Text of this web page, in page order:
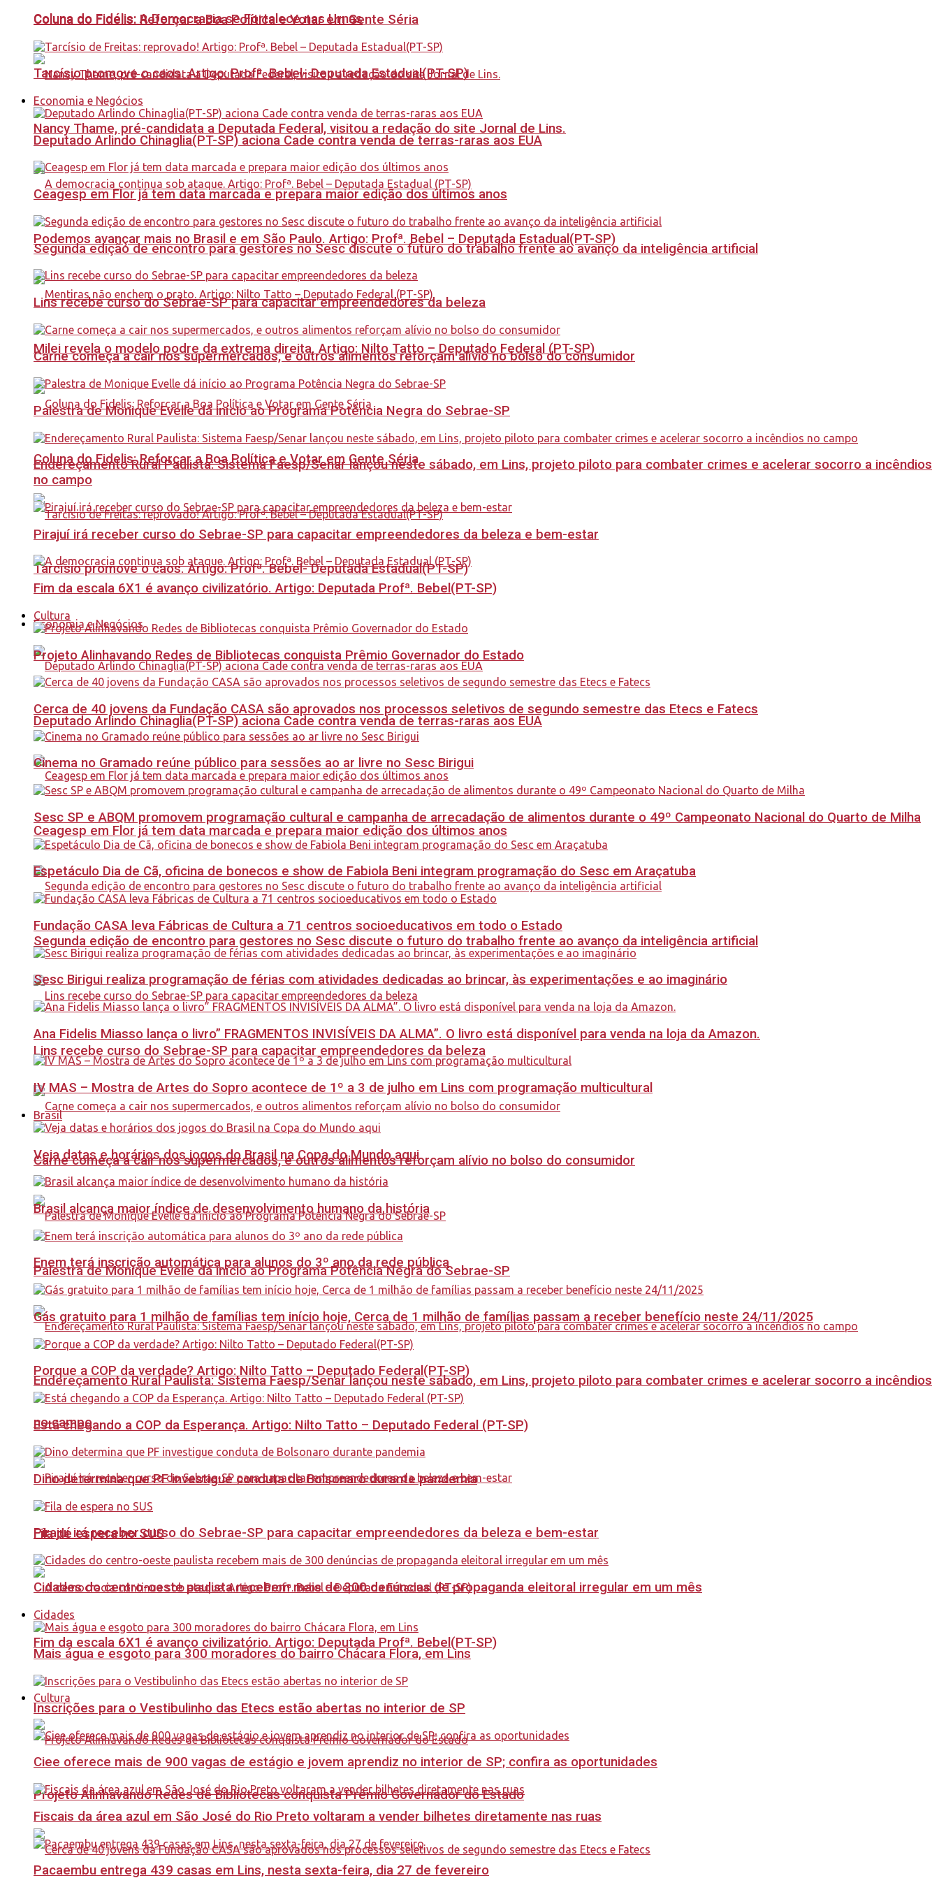
Coluna do Fidélis: A Democracia se Fortalece nas Urnas
Nancy Thame, pré-candidata a Deputada Federal, visitou a redação do site Jornal de Lins.
Podemos avançar mais no Brasil e em São Paulo. Artigo: Profª. Bebel – Deputada Estadual(PT-SP)
Milei revela o modelo podre da extrema direita. Artigo: Nilto Tatto – Deputado Federal (PT-SP)
Coluna do Fidelis: Reforçar a Boa Política e Votar em Gente Séria
Tarcísio promove o caos. Artigo: Profª. Bebel- Deputada Estadual(PT-SP)
Economia e Negócios
Deputado Arlindo Chinaglia(PT-SP) aciona Cade contra venda de terras-raras aos EUA
Ceagesp em Flor já tem data marcada e prepara maior edição dos últimos anos
Segunda edição de encontro para gestores no Sesc discute o futuro do trabalho frente ao avanço da inteligência artificial
Lins recebe curso do Sebrae-SP para capacitar empreendedores da beleza
Carne começa a cair nos supermercados, e outros alimentos reforçam alívio no bolso do consumidor
Palestra de Monique Evelle dá início ao Programa Potência Negra do Sebrae-SP
Endereçamento Rural Paulista: Sistema Faesp/Senar lançou neste sábado, em Lins, projeto piloto para combater crimes e acelerar socorro a incêndios
no campo
Pirajuí irá receber curso do Sebrae-SP para capacitar empreendedores da beleza e bem-estar
Fim da escala 6X1 é avanço civilizatório. Artigo: Deputada Profª. Bebel(PT-SP)
Cultura
Projeto Alinhavando Redes de Bibliotecas conquista Prêmio Governador do Estado
Coluna do Fidelis: Reforçar a Boa Política e Votar em Gente Séria
Tarcísio promove o caos. Artigo: Profª. Bebel- Deputada Estadual(PT-SP)
Economia e Negócios
Deputado Arlindo Chinaglia(PT-SP) aciona Cade contra venda de terras-raras aos EUA
Ceagesp em Flor já tem data marcada e prepara maior edição dos últimos anos
Segunda edição de encontro para gestores no Sesc discute o futuro do trabalho frente ao avanço da inteligência artificial
Lins recebe curso do Sebrae-SP para capacitar empreendedores da beleza
Carne começa a cair nos supermercados, e outros alimentos reforçam alívio no bolso do consumidor
Palestra de Monique Evelle dá início ao Programa Potência Negra do Sebrae-SP
Endereçamento Rural Paulista: Sistema Faesp/Senar lançou neste sábado, em Lins, projeto piloto para combater crimes e acelerar socorro a incêndios
no campo
Pirajuí irá receber curso do Sebrae-SP para capacitar empreendedores da beleza e bem-estar
Fim da escala 6X1 é avanço civilizatório. Artigo: Deputada Profª. Bebel(PT-SP)
Cultura
Projeto Alinhavando Redes de Bibliotecas conquista Prêmio Governador do Estado
Cerca de 40 jovens da Fundação CASA são aprovados nos processos seletivos de segundo semestre das Etecs e Fatecs
Cinema no Gramado reúne público para sessões ao ar livre no Sesc Birigui
Sesc SP e ABQM promovem programação cultural e campanha de arrecadação de alimentos durante o 49º Campeonato Nacional do Quarto de Milha
Espetáculo Dia de Cã, oficina de bonecos e show de Fabiola Beni integram programação do Sesc em Araçatuba
Fundação CASA leva Fábricas de Cultura a 71 centros socioeducativos em todo o Estado
Sesc Birigui realiza programação de férias com atividades dedicadas ao brincar, às experimentações e ao imaginário
Ana Fidelis Miasso lança o livro” FRAGMENTOS INVISÍVEIS DA ALMA”. O livro está disponível para venda na loja da Amazon.
IV MAS – Mostra de Artes do Sopro acontece de 1º a 3 de julho em Lins com programação multicultural
Brasil
Veja datas e horários dos jogos do Brasil na Copa do Mundo aqui
Brasil alcança maior índice de desenvolvimento humano da história
Enem terá inscrição automática para alunos do 3º ano da rede pública
Gás gratuito para 1 milhão de famílias tem início hoje, Cerca de 1 milhão de famílias passam a receber benefício neste 24/11/2025
Porque a COP da verdade? Artigo: Nilto Tatto – Deputado Federal(PT-SP)
Está chegando a COP da Esperança. Artigo: Nilto Tatto – Deputado Federal (PT-SP)
Dino determina que PF investigue conduta de Bolsonaro durante pandemia
Fila de espera no SUS
Cidades do centro-oeste paulista recebem mais de 300 denúncias de propaganda eleitoral irregular em um mês
Cidades
Mais água e esgoto para 300 moradores do bairro Chácara Flora, em Lins
Inscrições para o Vestibulinho das Etecs estão abertas no interior de SP
Ciee oferece mais de 900 vagas de estágio e jovem aprendiz no interior de SP; confira as oportunidades
Fiscais da área azul em São José do Rio Preto voltaram a vender bilhetes diretamente nas ruas
Pacaembu entrega 439 casas em Lins, nesta sexta-feira, dia 27 de fevereiro